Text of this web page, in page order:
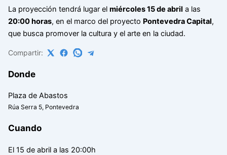
La proyección tendrá lugar el miércoles 15 de abril a las
20:00 horas, en el marco del proyecto Pontevedra Capital,
que busca promover la cultura y el arte en la ciudad.
Compartir:
Donde
Plaza de Abastos
Rúa Serra 5, Pontevedra
Cuando
El 15 de abril a las 20:00h